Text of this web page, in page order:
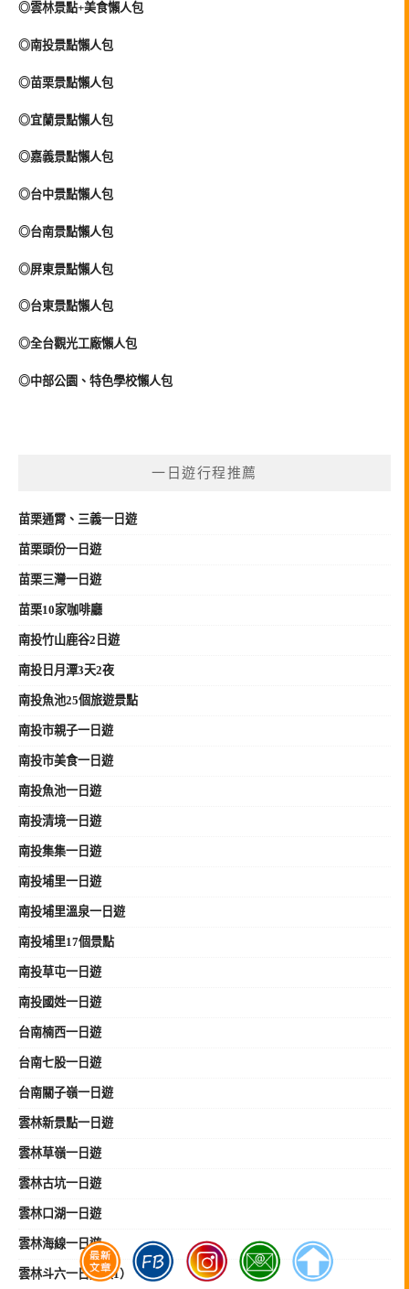
◎雲林景點+美食懶人包
◎南投景點懶人包
◎苗栗景點懶人包
◎宜蘭景點懶人包
◎嘉義景點懶人包
◎台中景點懶人包
◎台南景點懶人包
◎屏東景點懶人包
◎台東景點懶人包
◎全台觀光工廠懶人包
◎中部公園、特色學校懶人包
一日遊行程推薦
苗栗通霄、三義一日遊
苗栗頭份一日遊
苗栗三灣一日遊
苗栗10家咖啡廳
南投竹山鹿谷2日遊
南投日月潭3天2夜
南投魚池25個旅遊景點
南投市親子一日遊
南投市美食一日遊
南投魚池一日遊
南投清境一日遊
南投集集一日遊
南投埔里一日遊
南投埔里溫泉一日遊
南投埔里17個景點
南投草屯一日遊
南投國姓一日遊
台南楠西一日遊
台南七股一日遊
台南關子嶺一日遊
雲林新景點一日遊
雲林草嶺一日遊
雲林古坑一日遊
雲林口湖一日遊
雲林海線一日遊
雲林斗六一日遊（1）